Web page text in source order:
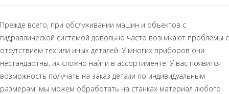
Прежде всего, при обслуживании машин и объектов с
гидравлической системой довольно часто возникают проблемы с
отсутствием тех или иных деталей. У многих приборов они
нестандартны, их сложно найти в ассортименте. У вас появится
возможность получать на заказ детали по индивидуальным
размерам, мы можем обработать на станках материал любого